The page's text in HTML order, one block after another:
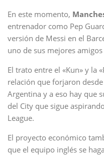
En este momento,
entrenador como Pep
versión de Messi en el
uno de sus mejores
El trato entre el «Kun» y la
relación que forjaron
Argentina y a eso hay que
del City que sigue
League.
El proyecto económico
que el equipo inglés se